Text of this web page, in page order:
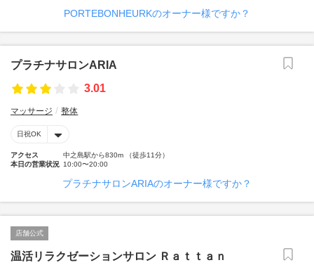
PORTEBONHEURKのオーナー様ですか？
プラチナサロンARIA
3.01
マッサージ 整体
日祝OK
アクセス
中之島駅から830m （徒歩11分）
本日の営業状況 10:00〜20:00
プラチナサロンARIAのオーナー様ですか？
店舗公式
温活リラクゼーションサロン Ｒａｔｔａｎ